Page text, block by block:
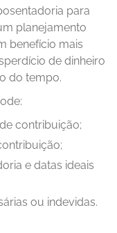
para
planejamento
benefício mais
de dinheiro
do tempo.
contribuição;
e datas ideais
ou indevidas.